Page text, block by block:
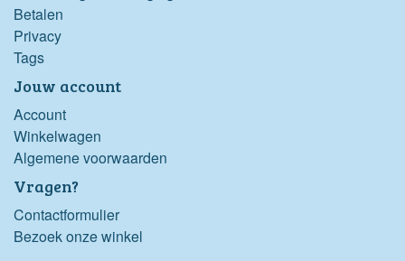
Betalen
Privacy
Tags
Jouw account
Account
Winkelwagen
Algemene voorwaarden
Vragen?
Contactformulier
Bezoek onze winkel